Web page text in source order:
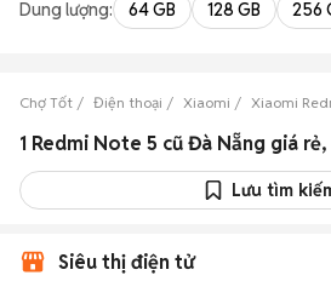
Dung lượng: 64 GB 128 GB 256
Chợ Tốt Điện thoại Xiaomi Xiaomi
1 Redmi Note 5 cũ Đà Nẵng giá
Lưu tìm
Siêu thị điện tử